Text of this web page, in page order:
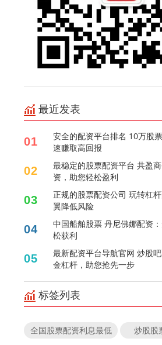
最近发表
01
安全的配资平台排名 10万股
速赚取高回报
02
最稳定的股票配资平台 共盈
资，助您轻松盈利
03
正规的股票配资公司 玩转杠
翼降低风险
04
中国船舶股票 丹尼佛娜配资
松获利
05
最新配资平台导航官网 炒股
金杠杆，助您抢先一步
标签列表
全国股票配资利息最低 炒股股